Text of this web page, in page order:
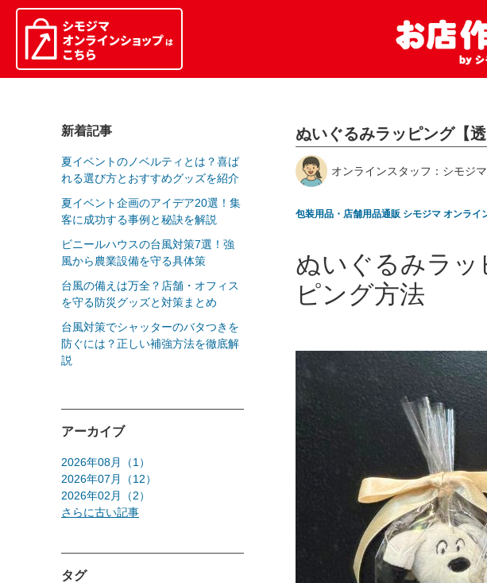
新着記事
夏イベントのノベルティとは？喜ば
れる選び方とおすすめグッズを紹介
夏イベント企画のアイデア20選！集
客に成功する事例と秘訣を解説
ビニールハウスの台風対策7選！強
風から農業設備を守る具体策
台風の備えは万全？店舗・オフィス
を守る防災グッズと対策まとめ
台風対策でシャッターのバタつきを
防ぐには？正しい補強方法を徹底解
説
アーカイブ
2026年08月（1）
2026年07月（12）
2026年02月（2）
さらに古い記事
タグ
ぬいぐるみラッピング【
シモジ
包装用品・店舗用品通販 シモジマ オンライ
ぬいぐるみラッ
ピング方法